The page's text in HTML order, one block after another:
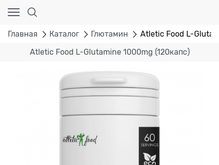
Главная Каталог Глютамин Atletic Food L-
Atletic Food L-Glutamine 1000mg (120капс)